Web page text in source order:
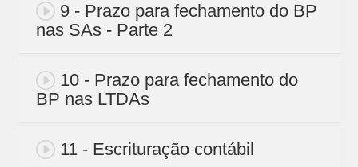
9 - Prazo para fechamento do BP
nas SAs - Parte 2
10 - Prazo para fechamento do
BP nas LTDAs
11 - Escrituração contábil